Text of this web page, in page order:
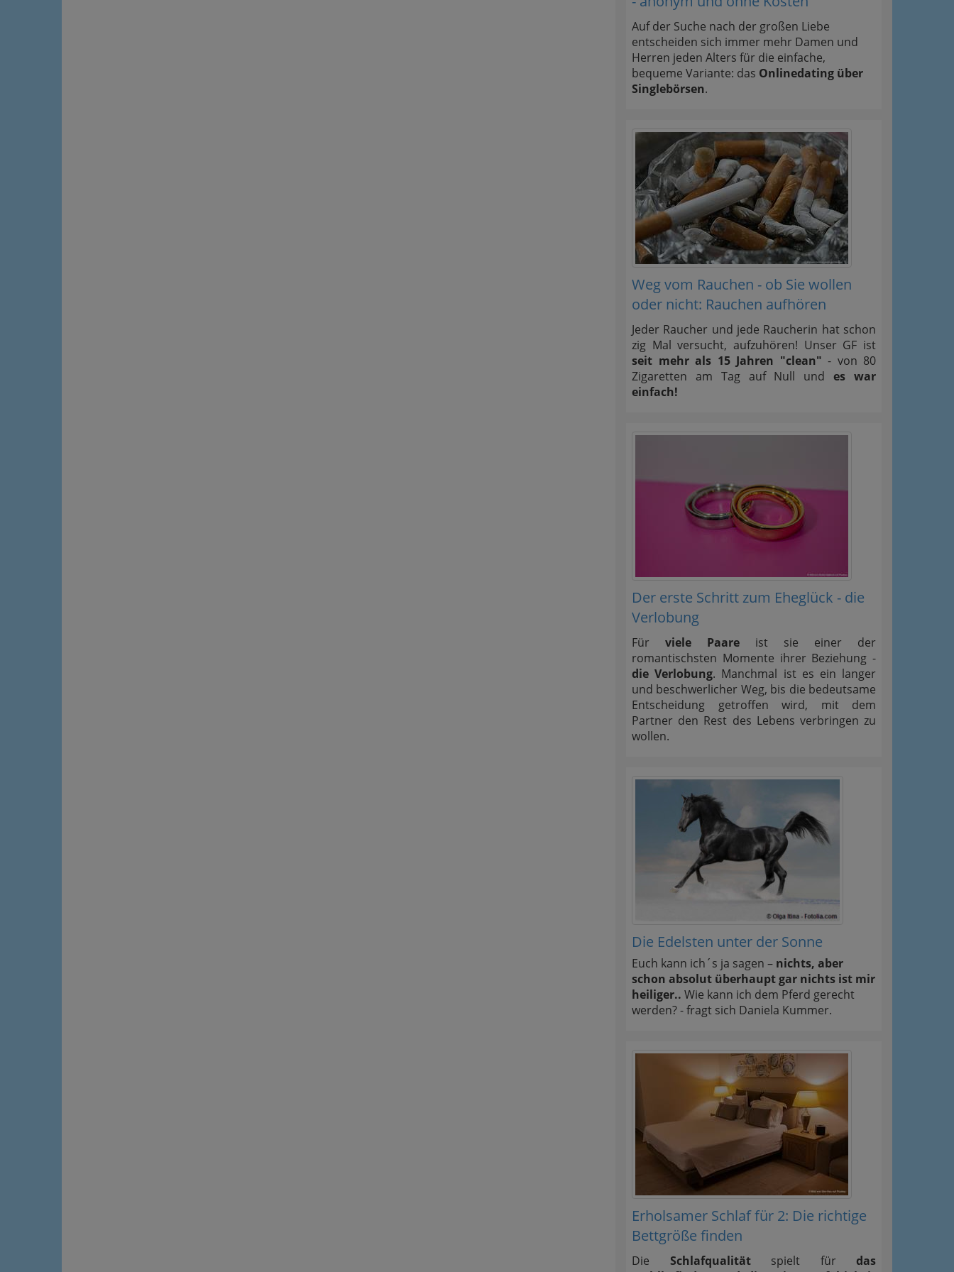
Auf der Suche nach der großen Liebe
entscheiden sich immer mehr Damen und
Herren jeden Alters für die einfache,
bequeme Variante: das Onlinedating über
Singlebörsen.
Weg vom Rauchen - ob Sie wollen
oder nicht: Rauchen aufhören
Jeder Raucher und jede Raucherin hat schon
zig Mal versucht, aufzuhören! Unser GF ist
seit mehr als 15 Jahren "clean" - von 80
Zigaretten am Tag auf Null undes war
einfach!
Der erste Schritt zum Eheglück - die
Verlobung
Für viele Paare ist sie einer der
romantischsten Momente ihrer Beziehung -
die Verlobung. Manchmal ist es ein langer
und beschwerlicher Weg, bis die bedeutsame
Entscheidung getroffen wird, mit dem
Partner den Rest des Lebens verbringen zu
wollen.
Die Edelsten unter der Sonne
Euch kann ich´s ja sagen – nichts, aber
schon absolut überhaupt gar nichts ist mir
heiliger.. Wie kann ich dem Pferd gerecht
werden? - fragt sich Daniela Kummer.
Erholsamer Schlaf für 2: Die richtige
Bettgröße finden
Die Schlafqualitätspielt für das